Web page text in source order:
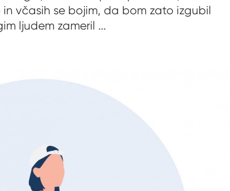
in včasih se bojim, da bom zato izgubil
ljudem zameril ...